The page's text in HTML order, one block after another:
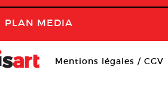
PLAN MEDIA
Mentions légales / CGV